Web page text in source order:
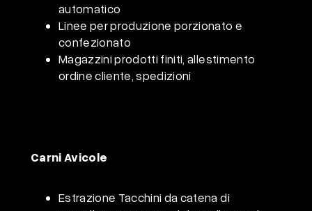
automatico
Linee per produzione porzionato e
confezionato
Magazzini prodotti finiti, allestimento
ordine cliente, spedizioni
Carni Avicole
Estrazione Tacchini da catena di